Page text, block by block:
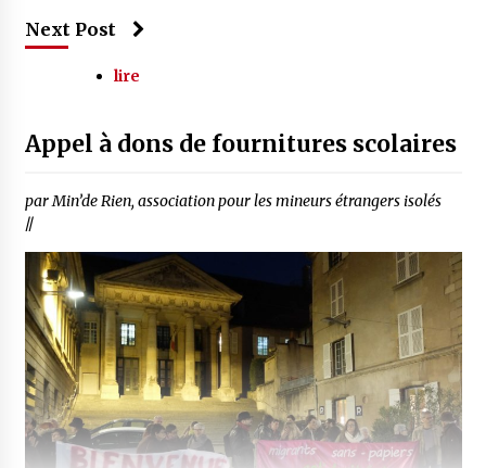
Next Post
lire
Appel à dons de fournitures scolaires
par Min’de Rien, association pour les mineurs étrangers isolés
//